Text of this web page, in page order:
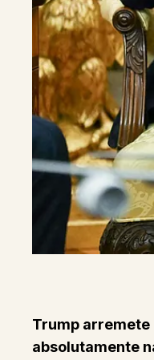
Trump arremete
absolutamente